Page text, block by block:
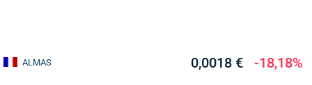
ALMAS 0,0018 € -18,18%